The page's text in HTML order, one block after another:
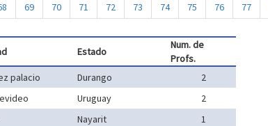
69 70 71 72 73 74 75 76 77
Estado
Num. de
Profs.
palacio Durango
2
Uruguay
2
Nayarit
1